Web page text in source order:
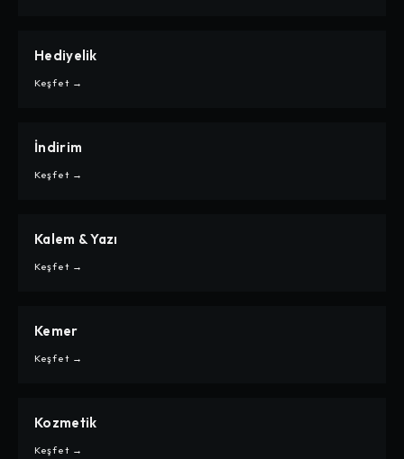
CARPE
HEDIYELIK
Hediyelik
Keşfet →
CARPE
İNDIRIM
İndirim
Keşfet →
CARPE
KALEM & YAZI
Kalem & Yazı
Keşfet →
CARPE
KEMER
Kemer
Keşfet →
CARPE
KOZMETIK
Kozmetik
Keşfet →